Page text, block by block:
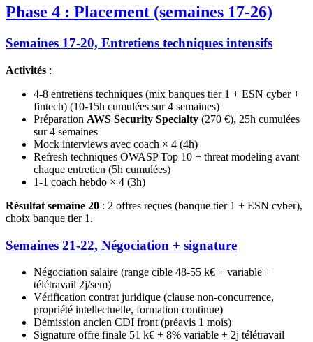
Phase 4 : Placement (semaines 17-26)
Semaines 17-20, Entretiens techniques intensifs
Activités :
4-8 entretiens techniques (mix banques tier 1 + ESN cyber +
fintech) (10-15h cumulées sur 4 semaines)
Préparation AWS Security Specialty (270 €), 25h cumulées
sur 4 semaines
Mock interviews avec coach × 4 (4h)
Refresh techniques OWASP Top 10 + threat modeling avant
chaque entretien (5h cumulées)
1-1 coach hebdo × 4 (3h)
Résultat semaine 20 : 2 offres reçues (banque tier 1 + ESN cyber),
choix banque tier 1.
Semaines 21-22, Négociation + signature
Négociation salaire (range cible 48-55 k€ + variable +
télétravail 2j/sem)
Vérification contrat juridique (clause non-concurrence,
propriété intellectuelle, formation continue)
Démission ancien CDI front (préavis 1 mois)
Signature offre finale 51 k€ + 8% variable + 2j télétravail